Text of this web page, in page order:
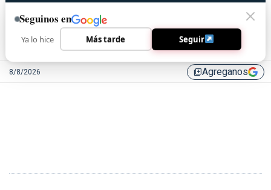
8/8/2026 library_addAgreganos
Seguinos en
Ya lo hice Más tarde Seguir